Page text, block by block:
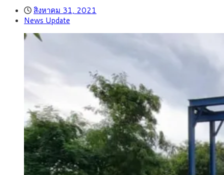
สิงหาคม 31, 2021
News Update